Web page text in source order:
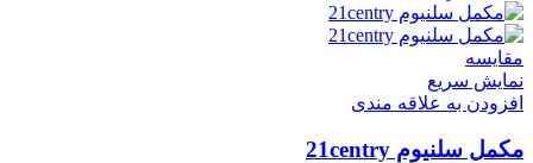
مقايسه
نمایش سریع
افزودن به علاقه مندی
مکمل سلنیوم 21centry